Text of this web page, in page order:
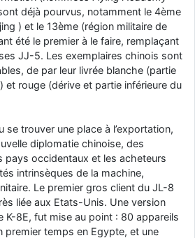
déjà pourvus, notamment le 4ème
) et le 13ème (région militaire de
été le premier à le faire, remplaçant
JJ-5. Les exemplaires chinois sont
de par leur livrée blanche (partie
et rouge (dérive et partie inférieure du
se trouver une place à l’exportation,
diplomatie chinoise, des
pays occidentaux et les acheteurs
intrinsèques de la machine,
Le premier gros client du JL-8
liée aux Etats-Unis. Une version
K-8E, fut mise au point : 80 appareils
premier temps en Egypte, et une